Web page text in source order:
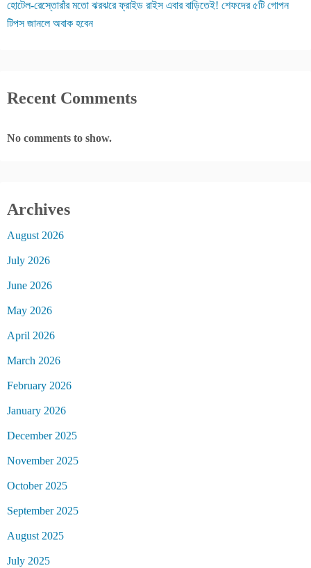
হোটেল-রেস্তোরাঁর মতো ঝরঝরে ফ্রাইড রাইস এবার বাড়িতেই! শেফদের ৫টি গোপন
টিপস জানলে অবাক হবেন
Recent Comments
No comments to show.
Archives
August 2026
July 2026
June 2026
May 2026
April 2026
March 2026
February 2026
January 2026
December 2025
November 2025
October 2025
September 2025
August 2025
July 2025